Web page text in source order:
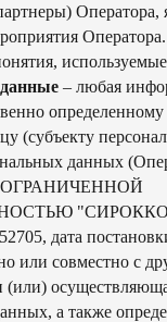
Оператора,
Оператора.
– любая
(субъекту
данных
"СИРОККО",
дата
или совместно с
(или)
а также